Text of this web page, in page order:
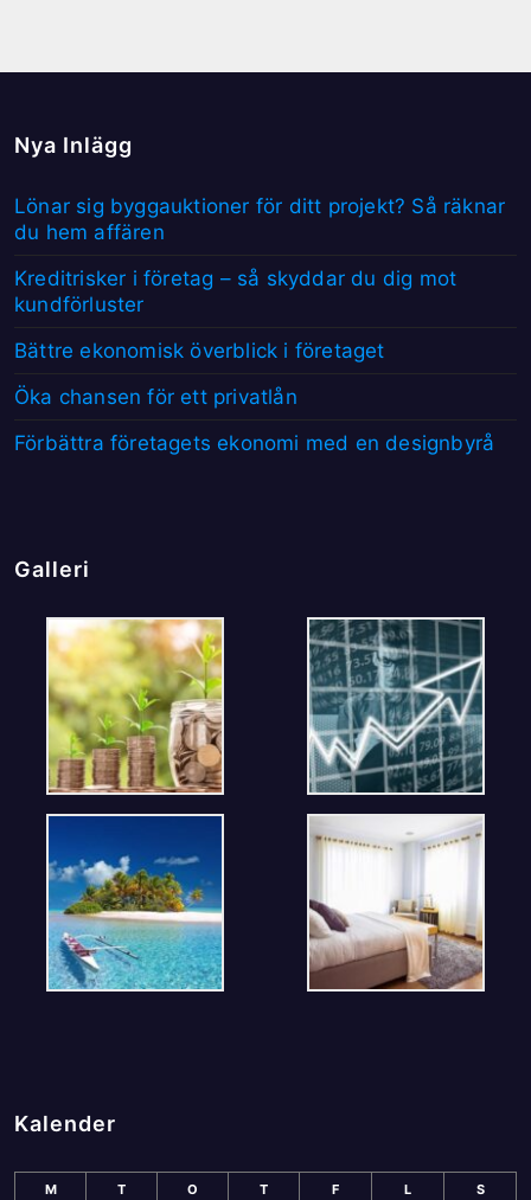
Nya Inlägg
Lönar sig byggauktioner för ditt projekt? Så räknar
du hem affären
Kreditrisker i företag – så skyddar du dig mot
kundförluster
Bättre ekonomisk överblick i företaget
Öka chansen för ett privatlån
Förbättra företagets ekonomi med en designbyrå
Galleri
Kalender
M T O T F L S